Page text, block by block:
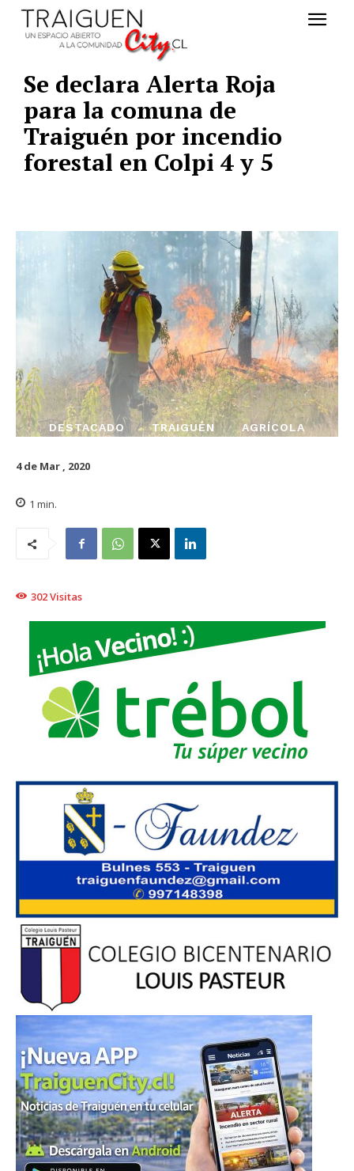
Se declara Alerta Roja
para la comuna de
Traiguén por incendio
forestal en Colpi 4 y 5
DESTACADO TRAIGUÉN AGRÍCOLA
4 de Mar , 2020
1 min.
302Visitas